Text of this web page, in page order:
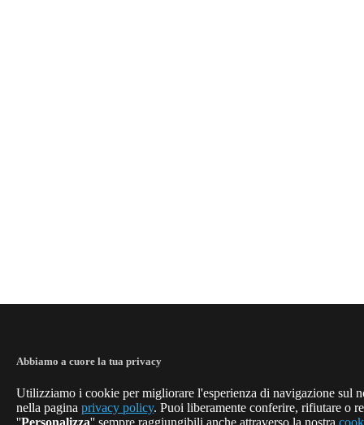
Abbiamo a cuore la tua privacy
Utilizziamo i cookie per migliorare l'esperienza di navigazione sul
nella pagina privacy policy. Puoi liberamente conferire, rifiutare o
''Personalizza'' sempre raggiungibili anche attraverso la nostra